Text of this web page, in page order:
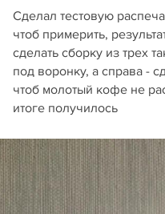
Сделал тестовую
чтоб примерить,
сделать сборку из трех
под воронку, а справа -
чтоб молотый кофе не
итоге получилось